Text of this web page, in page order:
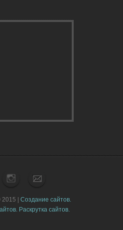
| Создание сайтов.
Раскрутка сайтов.